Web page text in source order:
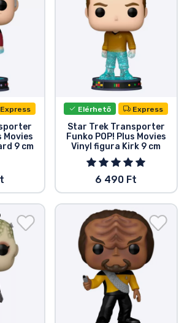
Movies
9 cm
Elérhető Express
Star Trek Transporter
Funko POP! Plus Movies
Vinyl figura Kirk 9 cm
6 490 Ft